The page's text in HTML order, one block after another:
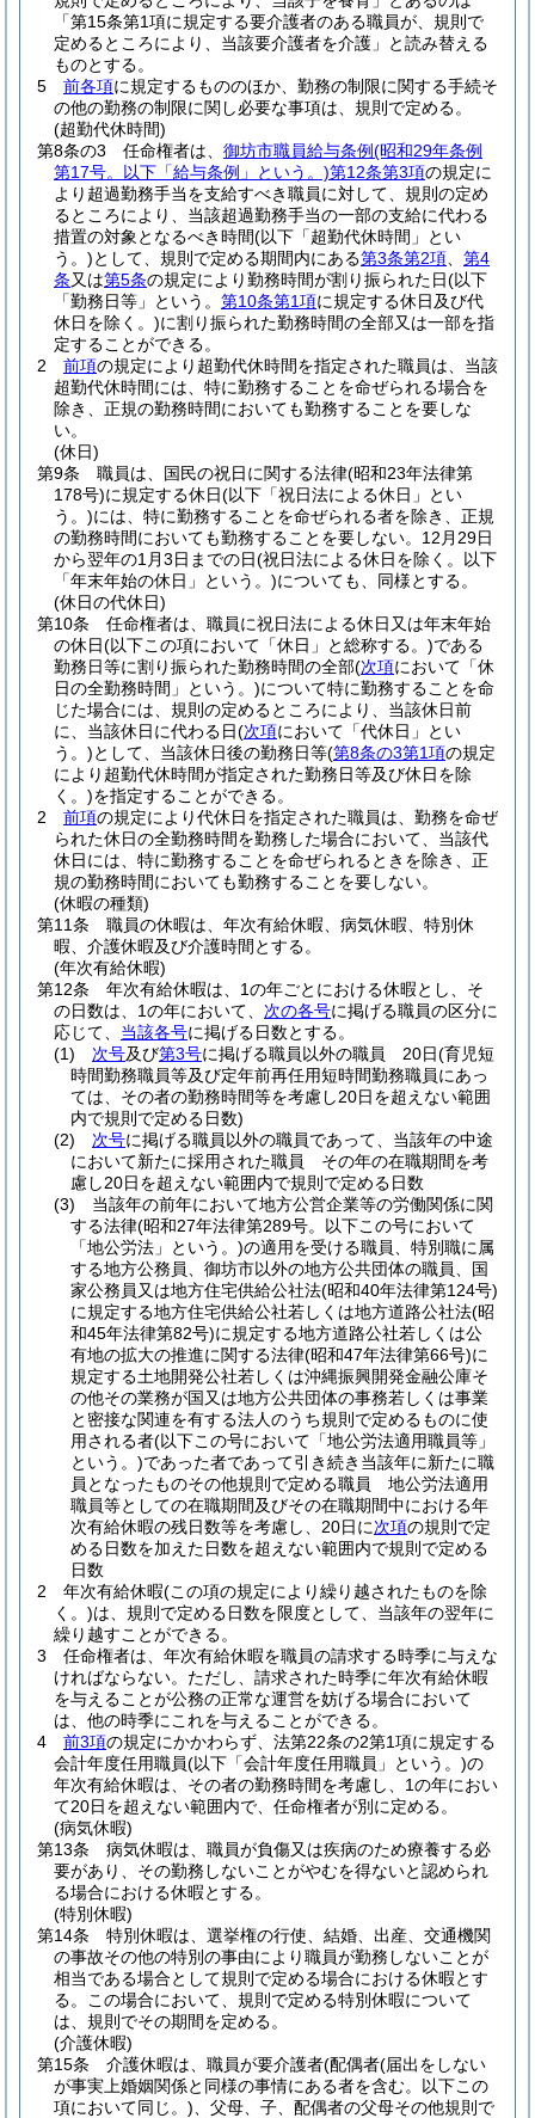
「第15条第1項に規定する要介護者のある職員が、規則で
定めるところにより、当該要介護者を介護」と読み替える
ものとする。
5
前各項に規定するもののほか、勤務の制限に関する手続そ
の他の勤務の制限に関し必要な事項は、規則で定める。
(超勤代休時間)
第8条の3
任命権者は、 御坊市職員給与条例(昭和29年条例
第17号。以下「給与条例」という。)第12条第3項の規定に
より超過勤務手当を支給すべき職員に対して、規則の定め
るところにより、当該超過勤務手当の一部の支給に代わる
措置の対象となるべき時間(以下「超勤代休時間」とい
う。)として、規則で定める期間内にある第3条第2項
第4
条又は第5条の規定により勤務時間が割り振られた日(以下
「勤務日等」という。 第10条第1項に規定する休日及び代
休日を除く。)に割り振られた勤務時間の全部又は一部を指
定することができる。
2
前項の規定により超勤代休時間を指定された職員は、当該
超勤代休時間には、特に勤務することを命ぜられる場合を
除き、正規の勤務時間においても勤務することを要しな
い。
(休日)
第9条
職員は、国民の祝日に関する法律(昭和23年法律第
178号)に規定する休日(以下「祝日法による休日」とい
う。)には、特に勤務することを命ぜられる者を除き、正規
の勤務時間においても勤務することを要しない。 12月29日
から翌年の1月3日までの日(祝日法による休日を除く。以下
「年末年始の休日」という。)についても、同様とする。
(休日の代休日)
第10条
任命権者は、職員に祝日法による休日又は年末年始
の休日(以下この項において「休日」と総称する。)である
勤務日等に割り振られた勤務時間の全部(次項において「休
日の全勤務時間」という。)について特に勤務することを命
じた場合には、規則の定めるところにより、当該休日前
に、当該休日に代わる日(次項において「代休日」とい
う。)として、当該休日後の勤務日等(第8条の3第1項の規定
により超勤代休時間が指定された勤務日等及び休日を除
く。)を指定することができる。
2
前項の規定により代休日を指定された職員は、勤務を命ぜ
られた休日の全勤務時間を勤務した場合において、当該代
休日には、特に勤務することを命ぜられるときを除き、正
規の勤務時間においても勤務することを要しない。
(休暇の種類)
第11条
職員の休暇は、年次有給休暇、病気休暇、特別休
暇、介護休暇及び介護時間とする。
(年次有給休暇)
第12条
年次有給休暇は、1の年ごとにおける休暇とし、そ
の日数は、1の年において、 次の各号に掲げる職員の区分に
応じて、 当該各号に掲げる日数とする。
(1)
次号及び第3号に掲げる職員以外の職員 20日(育児短
時間勤務職員等及び定年前再任用短時間勤務職員にあっ
ては、その者の勤務時間等を考慮し20日を超えない範囲
内で規則で定める日数)
(2)
次号に掲げる職員以外の職員であって、当該年の中途
において新たに採用された職員 その年の在職期間を考
慮し20日を超えない範囲内で規則で定める日数
(3)
当該年の前年において地方公営企業等の労働関係に関
する法律(昭和27年法律第289号。以下この号において
「地公労法」という。)の適用を受ける職員、特別職に属
する地方公務員、御坊市以外の地方公共団体の職員、国
家公務員又は地方住宅供給公社法(昭和40年法律第124号)
に規定する地方住宅供給公社若しくは地方道路公社法(昭
和45年法律第82号)に規定する地方道路公社若しくは公
有地の拡大の推進に関する法律(昭和47年法律第66号)に
規定する土地開発公社若しくは沖縄振興開発金融公庫そ
の他その業務が国又は地方公共団体の事務若しくは事業
と密接な関連を有する法人のうち規則で定めるものに使
用される者(以下この号において「地公労法適用職員等」
という。)であった者であって引き続き当該年に新たに職
員となったものその他規則で定める職員 地公労法適用
職員等としての在職期間及びその在職期間中における年
次有給休暇の残日数等を考慮し、20日に次項の規則で定
める日数を加えた日数を超えない範囲内で規則で定める
日数
2
年次有給休暇(この項の規定により繰り越されたものを除
く。)は、規則で定める日数を限度として、当該年の翌年に
繰り越すことができる。
3
任命権者は、年次有給休暇を職員の請求する時季に与えな
ければならない。 ただし、請求された時季に年次有給休暇
を与えることが公務の正常な運営を妨げる場合において
は、他の時季にこれを与えることができる。
4
前3項の規定にかかわらず、法第22条の2第1項に規定する
会計年度任用職員(以下「会計年度任用職員」という。)の
年次有給休暇は、その者の勤務時間を考慮し、1の年におい
て20日を超えない範囲内で、任命権者が別に定める。
(病気休暇)
第13条
病気休暇は、職員が負傷又は疾病のため療養する必
要があり、その勤務しないことがやむを得ないと認められ
る場合における休暇とする。
(特別休暇)
第14条
特別休暇は、選挙権の行使、結婚、出産、交通機関
の事故その他の特別の事由により職員が勤務しないことが
相当である場合として規則で定める場合における休暇とす
る。
この場合において、規則で定める特別休暇について
は、規則でその期間を定める。
(介護休暇)
第15条
介護休暇は、職員が要介護者(配偶者(届出をしない
が事実上婚姻関係と同様の事情にある者を含む。以下この
項において同じ。) 、父母、子、配偶者の父母その他規則で